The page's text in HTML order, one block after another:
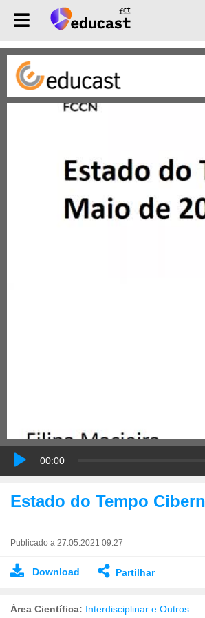
00:00
Estado do Tempo
Publicado a 27.05.2021 09:27
Download Partilhar
Área Científica: Interdisciplinar e Outros